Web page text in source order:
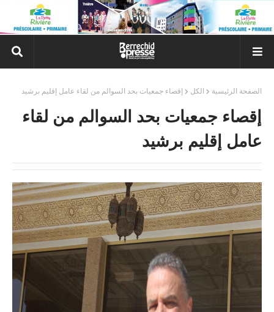
الصفحة الرئيسية الكل إقصاء جمعيات بحد السوالم من لقاء عامل إقليم برشيد
إقصاء جمعيات بحد السوالم من لقاء
عامل إقليم برشيد